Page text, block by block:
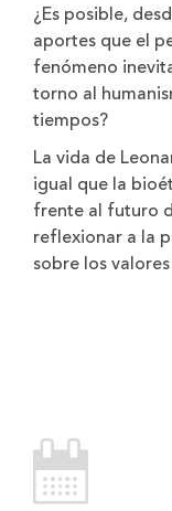
¿Es posible,
aportes que el
fenómeno
torno al
tiempos?
La vida de
igual que la
frente al futuro
reflexionar a la
sobre los